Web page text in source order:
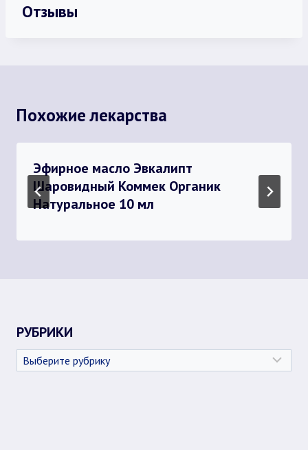
Отзывы
Похожие лекарства
Эфирное масло Эвкалипт
Шаровидный Коммек Органик
Натуральное 10 мл
РУБРИКИ
Рубрики